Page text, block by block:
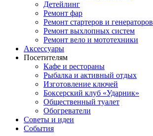
Детейлинг
Ремонт фар
Ремонт стартеров и генераторов
Ремонт выхлопных систем
Ремонт вело и мототехники
Аксессуары
Посетителям
Кафе и рестораны
Рыбалка и активный отдых
Изготовление ключей
Боксерский клуб «Ударник»
Общественный туалет
Обогреватели
Советы и идеи
События